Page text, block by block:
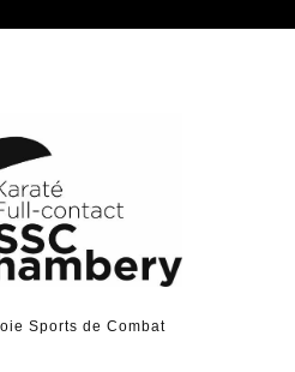
Sports de Combat